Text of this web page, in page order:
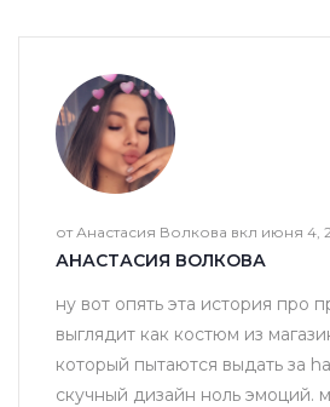
от Анастасия Волкова вкл июня 4,
АНАСТАСИЯ ВОЛКОВА
ну вот опять эта история про
выглядит как костюм из
который пытаются выдать за
скучный дизайн ноль эмоций.